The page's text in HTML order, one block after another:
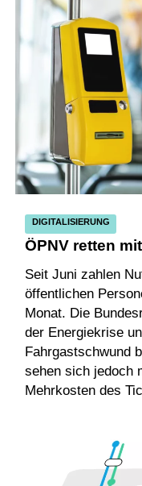
DIGITALISIERUNG
ÖPNV retten
Seit Juni zahlen
öffentlichen
Monat. Die
der Energiekrise
Fahrgastschwund
sehen sich jedoch
Mehrkosten des